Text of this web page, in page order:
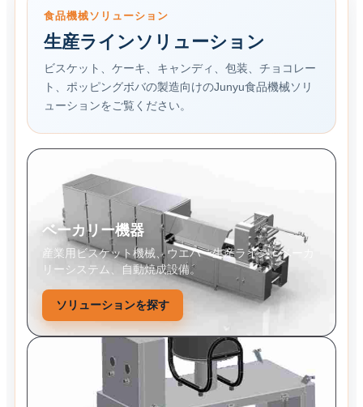
食品機械ソリューション
生産ラインソリューション
ビスケット、ケーキ、キャンディ、包装、チョコレー
ト、ポッピングボバの製造向けのJunyu食品機械ソリ
ューションをご覧ください。
ベーカリー機器
産業用ビスケット機械、ウエハー生産ライン、ベーカ
リーシステム、自動焼成設備。
ソリューションを探す